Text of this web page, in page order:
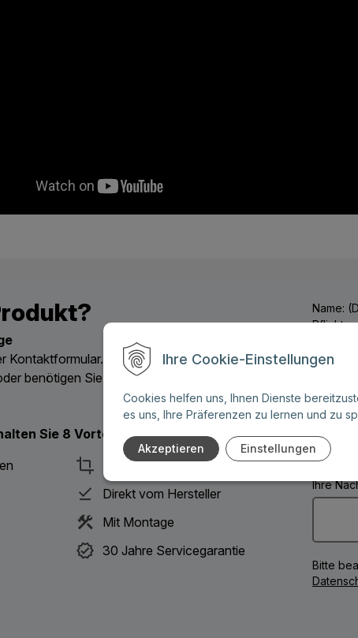
Ihre Cookie-Einstellungen
Cookies helfen uns, Ihnen Dienste
es uns, Ihre Präferenzen zu lernen und zu
Akzeptieren Einstellungen
Kontaktformular. Haben Sie weitere Fragen zu
benötigen Sie ein Angebot für eines unserer
Sie 8 Vorteile:
Design nach Maß
Direkt vom Hersteller
Mit Montage
30 Jahre Servicegarantie
Name:
Ihre
Bitte